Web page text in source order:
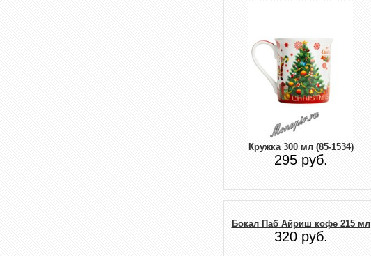
Кружка 300 мл (85-1534)
295 руб.
Бокал Паб Айриш кофе 215 мл
320 руб.